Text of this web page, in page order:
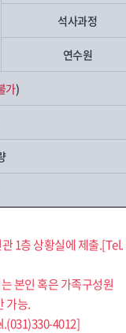
석사과정
연수원
가)
1층 상황실에 제출.[Tel.
본인 혹은 가족구성원
가능.
4012]